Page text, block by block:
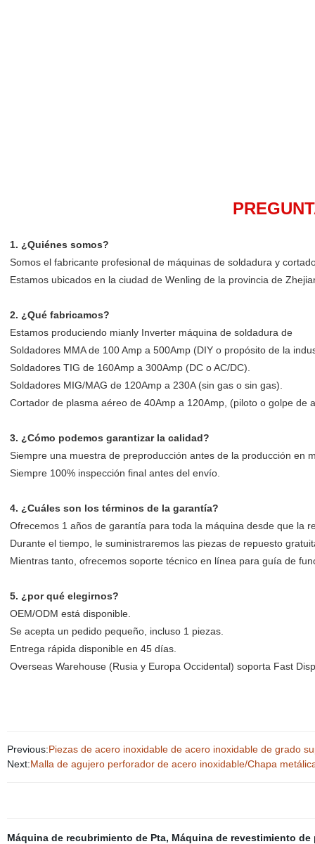
1. ¿Quiénes somos?
Somos el fabricante profesional de máquinas de soldadura y
Estamos ubicados en la ciudad de Wenling de la provincia de
2. ¿Qué fabricamos?
Estamos produciendo mianly Inverter máquina de soldadura de
Soldadores MMA de 100 Amp a 500Amp (DIY o propósito de la
Soldadores TIG de 160Amp a 300Amp (DC o AC/DC).
Soldadores MIG/MAG de 120Amp a 230A (sin gas o sin gas).
Cortador de plasma aéreo de 40Amp a 120Amp, (piloto o golpe de
3. ¿Cómo podemos garantizar la calidad?
Siempre una muestra de preproducción antes de la producción en
Siempre 100% inspección final antes del envío.
4. ¿Cuáles son los términos de la garantía?
Ofrecemos 1 años de garantía para toda la máquina desde que la
Durante el tiempo, le suministraremos las piezas de repuesto
Mientras tanto, ofrecemos soporte técnico en línea para guía de
5. ¿por qué elegirnos?
OEM/ODM está disponible.
Se acepta un pedido pequeño, incluso 1 piezas.
Entrega rápida disponible en 45 días.
Overseas Warehouse (Rusia y Europa Occidental) soporta Fast
Previous:Piezas de acero inoxidable de acero inoxidable de grado
Next:Malla de agujero perforador de acero inoxidable/Chapa
Máquina de recubrimiento de Pta, Máquina de revestimiento de